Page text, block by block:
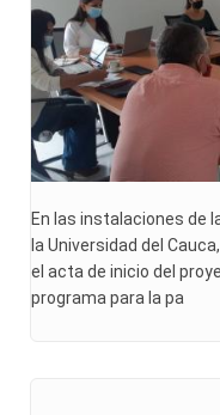
En las instalaciones de
la Universidad del
el acta de inicio del
programa para la pa